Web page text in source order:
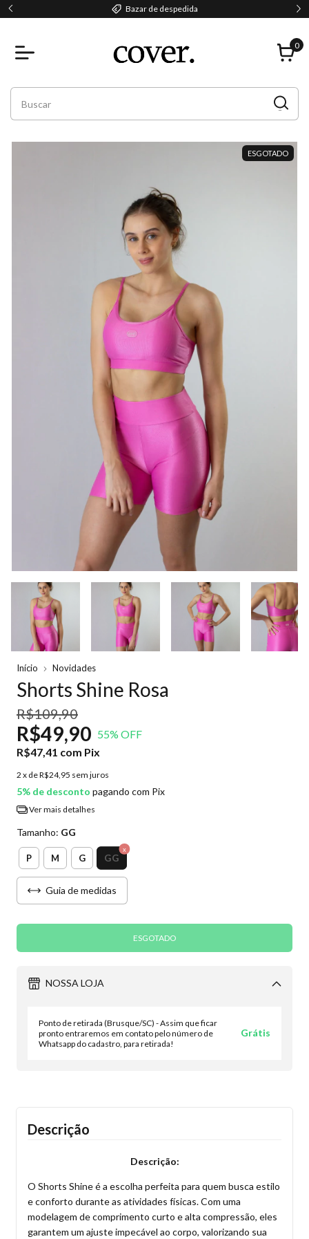
Parcele em até 2x sem juros!
0
ESGOTADO
Início Novidades
Shorts Shine Rosa
R$109,90
R$49,90 55% OFF
R$47,41 com Pix
2 x deR$24,95 sem juros
5% de desconto pagando com Pix
Ver mais detalhes
Tamanho: GG
P M G GG
Guia de medidas
NOSSA LOJA
Ponto de retirada (Brusque/SC) - Assim que ficar
pronto entraremos em contato pelo número de
Whatsapp do cadastro, para retirada!
Grátis
Descrição
Descrição:
O Shorts Shine é a escolha perfeita para quem busca estilo
e conforto durante as atividades físicas. Com uma
modelagem de comprimento curto e alta compressão, eles
garantem um ajuste impecável ao corpo, valorizando sua